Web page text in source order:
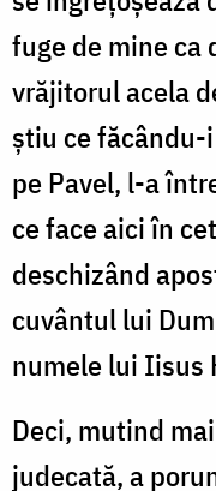
fuge de mine ca
vrăjitorul acela
știu ce făcându-
pe Pavel, l-a
ce face aici în
deschizând
cuvântul lui
numele lui Iisus
Deci, mutind
judecată, a